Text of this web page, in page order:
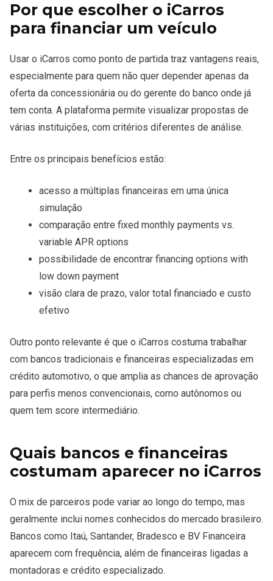
Por que escolher o iCarros
para financiar um veículo
Usar o iCarros como ponto de partida traz vantagens reais,
especialmente para quem não quer depender apenas da
oferta da concessionária ou do gerente do banco onde já
tem conta. A plataforma permite visualizar propostas de
várias instituições, com critérios diferentes de análise.
Entre os principais benefícios estão:
acesso a múltiplas financeiras em uma única
simulação
comparação entre fixed monthly payments vs.
variable APR options
possibilidade de encontrar financing options with
low down payment
visão clara de prazo, valor total financiado e custo
efetivo
Outro ponto relevante é que o iCarros costuma trabalhar
com bancos tradicionais e financeiras especializadas em
crédito automotivo, o que amplia as chances de aprovação
para perfis menos convencionais, como autônomos ou
quem tem score intermediário.
Quais bancos e financeiras
costumam aparecer no iCarros
O mix de parceiros pode variar ao longo do tempo, mas
geralmente inclui nomes conhecidos do mercado brasileiro.
Bancos como Itaú, Santander, Bradesco e BV Financeira
aparecem com frequência, além de financeiras ligadas a
montadoras e crédito especializado.